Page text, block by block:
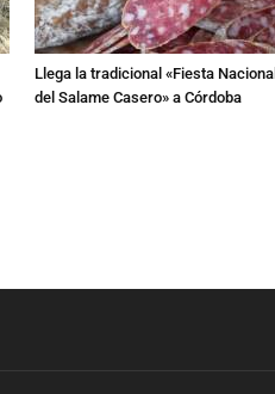
Llega la tradicional «Fiesta Nacional
del Salame Casero» a Córdoba